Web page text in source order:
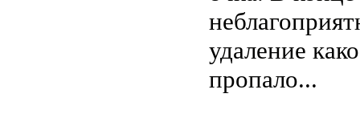
удаление
пропало...